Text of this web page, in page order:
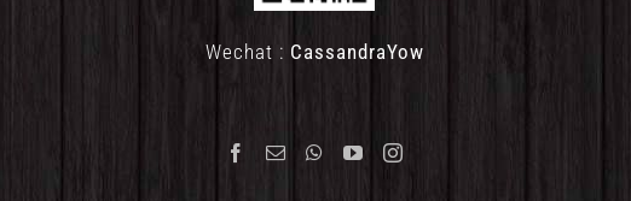
Wechat : CassandraYow